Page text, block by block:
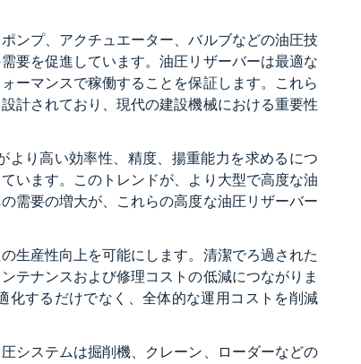
ンプ、アクチュエーター、バルブなどの油圧技
要を促進しています。油圧リザーバーは最適な
ーマンスで稼働することを保証します。これら
計されており、現代の建設機械における重要性
り高い効率性、精度、揚重能力を求めるにつ
います。このトレンドが、より大型で高度な油
需要の増大が、これらの高度な油圧リザーバー
生産性向上を可能にします。清潔でろ過された
テナンスおよび修理コストの低減につながりま
化するだけでなく、全体的な運用コストを削減
システムは掘削機、クレーン、ローダーなどの